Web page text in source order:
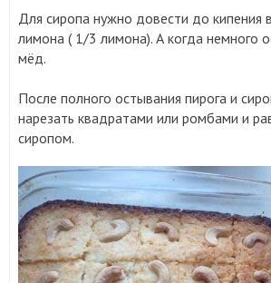
Для сиропа нужно довести до кипения
лимона ( 1/3 лимона). А когда немного
мёд.
После полного остывания пирога и
нарезать квадратами или ромбами и
сиропом.